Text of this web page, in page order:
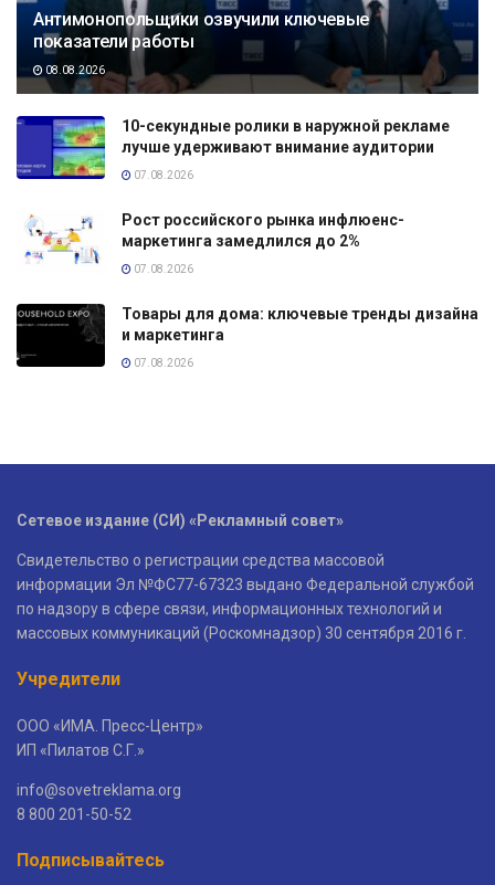
Антимонопольщики озвучили ключевые
показатели работы
08.08.2026
10-секундные ролики в наружной рекламе
лучше удерживают внимание аудитории
07.08.2026
Рост российского рынка инфлюенс-
маркетинга замедлился до 2%
07.08.2026
Товары для дома: ключевые тренды дизайна
и маркетинга
07.08.2026
Сетевое издание (СИ) «Рекламный совет»
Свидетельство о регистрации средства массовой
информации Эл №ФС77-67323 выдано Федеральной службой
по надзору в сфере связи, информационных технологий и
массовых коммуникаций (Роскомнадзор) 30 сентября 2016 г.
Учредители
ООО «ИМА. Пресс-Центр»
ИП «Пилатов С.Г.»
info@sovetreklama.org
8 800 201-50-52
Подписывайтесь